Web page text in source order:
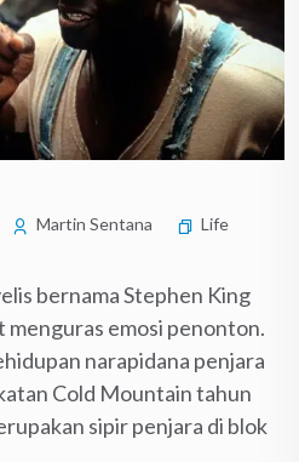
Martin Sentana
Life
bernama Stephen King
menguras emosi penonton.
narapidana penjara
Cold Mountain tahun
sipir penjara di blok